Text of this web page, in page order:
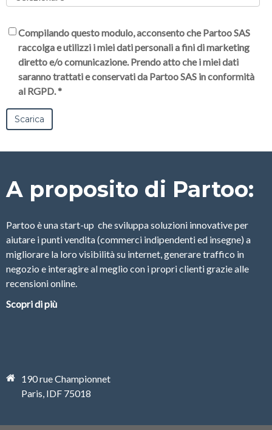
Compilando questo modulo, acconsento che Partoo SAS
raccolga e utilizzi i miei dati personali a fini di marketing
diretto e/o comunicazione. Prendo atto che i miei dati
saranno trattati e conservati da Partoo SAS in conformità
al RGPD.*
A proposito di Partoo:
Partoo è una start-up che sviluppa soluzioni innovative per
aiutare i punti vendita (commerci indipendenti ed insegne) a
migliorare la loro visibilità su internet, generare traffico in
negozio e interagire al meglio con i propri clienti grazie alle
recensioni online.
Scopri di più
190 rue Championnet
Paris, IDF 75018